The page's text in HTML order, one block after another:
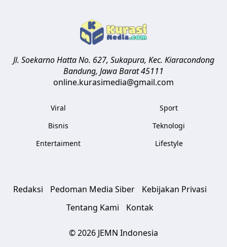
Jl. Soekarno Hatta No. 627, Sukapura, Kec. Kiaracondong
Bandung, Jawa Barat45111
online.kurasimedia@gmail.com
Viral
Bisnis
Entertaiment
Sport
Teknologi
Lifestyle
Redaksi Pedoman Media Siber
Kebijakan Privasi
Tentang Kami
Kontak
© 2026 JEMN Indonesia